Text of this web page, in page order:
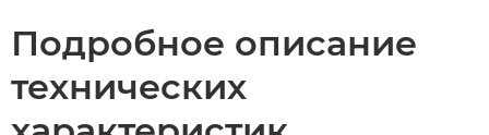
Подробное описание
технических